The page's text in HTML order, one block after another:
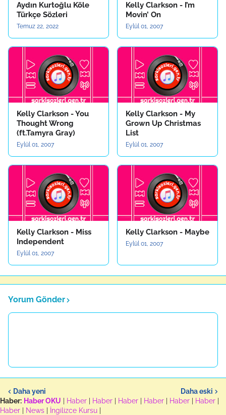
Aydın Kurtoğlu Köle
Türkçe Sözleri
Temuz 22, 2022
Kelly Clarkson - I’m
Movin’ On
Eylül 01, 2007
Kelly Clarkson - You
Thought Wrong
(ft.Tamyra Gray)
Eylül 01, 2007
Kelly Clarkson - My
Grown Up Christmas
List
Eylül 01, 2007
Kelly Clarkson - Miss
Independent
Eylül 01, 2007
Kelly Clarkson - Maybe
Eylül 01, 2007
Yorum Gönder
Daha yeni
Daha eski
Haber: Haber OKU Haber Haber Haber Haber Haber Haber
Haber
News İngilizce Kursu